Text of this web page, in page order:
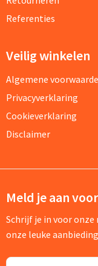
Referenties
Veilig winkelen
Algemene
Privacyverklaring
Cookieverklaring
Disclaimer
Meld je aan
Schrijf je in voor
onze leuke